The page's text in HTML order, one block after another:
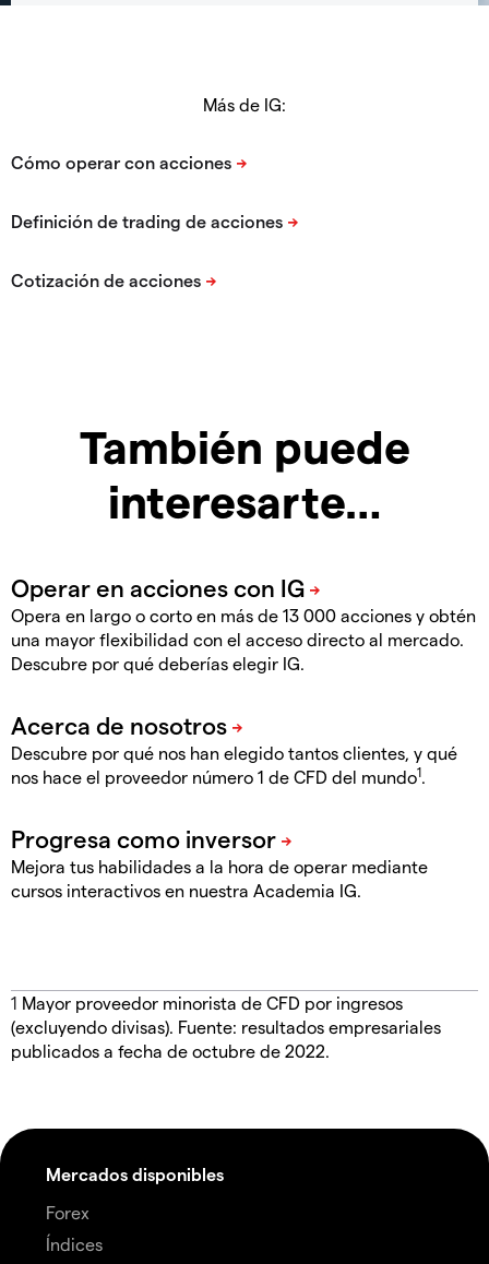
Más de IG:
También puede
interesarte…
Opera en largo o corto en más de 13 000 acciones y obtén
una mayor flexibilidad con el acceso directo al mercado.
Descubre por qué deberías elegir IG.
Descubre por qué nos han elegido tantos clientes, y qué
nos hace el proveedor número 1 de CFD del mundo1.
Mejora tus habilidades a la hora de operar mediante
cursos interactivos en nuestra Academia IG.
1 Mayor proveedor minorista de CFD por ingresos
(excluyendo divisas). Fuente: resultados empresariales
publicados a fecha de octubre de 2022.
Mercados disponibles
Forex
Índices